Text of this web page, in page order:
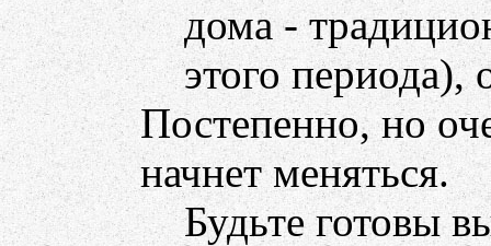
дома -
этого периода),
Постепенно, но
начнет меняться.
Будьте готовы